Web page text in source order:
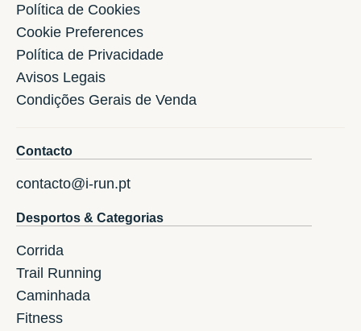
Política de Cookies
Cookie Preferences
Política de Privacidade
Avisos Legais
Condições Gerais de Venda
Contacto
contacto@i-run.pt
Desportos & Categorias
Corrida
Trail Running
Caminhada
Fitness